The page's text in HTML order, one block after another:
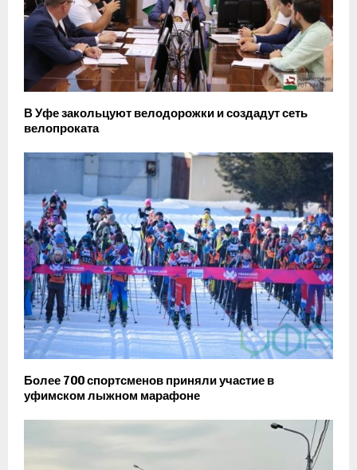
В Уфе закольцуют велодорожки и создадут сеть
велопроката
Более 700 спортсменов приняли участие в
уфимском лыжном марафоне